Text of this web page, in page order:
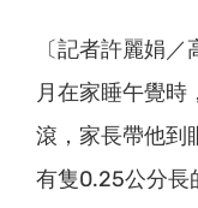
〔記者許麗娟
月在家睡午覺時
滾，家長帶他到
有隻0.25公分長